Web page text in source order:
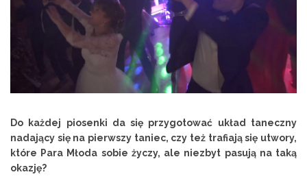
Do każdej piosenki da się przygotować układ taneczny
nadający się na pierwszy taniec, czy też trafiają się utwory,
które Para Młoda sobie życzy, ale niezbyt pasują na taką
okazję?